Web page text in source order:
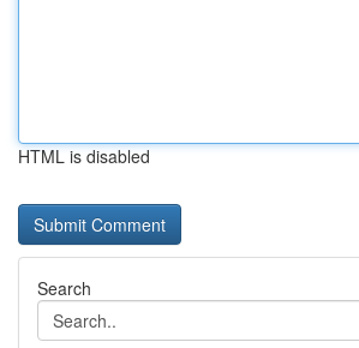
HTML is disabled
Search